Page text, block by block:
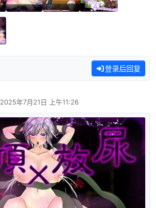
登录后回复
2025年7月21日 上午11:26
编辑